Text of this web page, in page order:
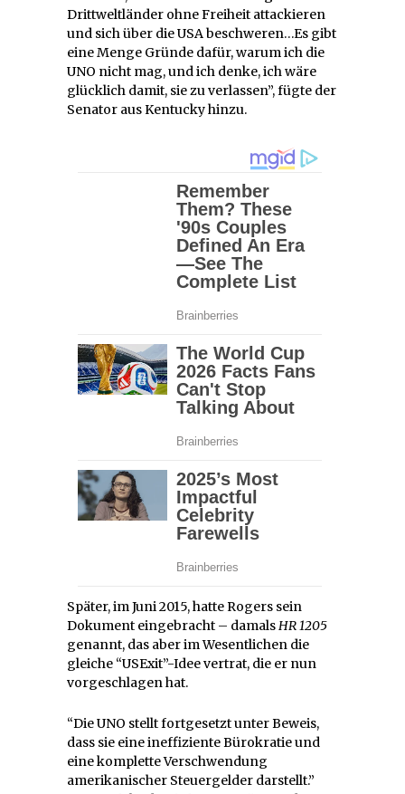
Drittweltländer ohne Freiheit attackieren
und sich über die USA beschweren…Es gibt
eine Menge Gründe dafür, warum ich die
UNO nicht mag, und ich denke, ich wäre
glücklich damit, sie zu verlassen”, fügte der
Senator aus Kentucky hinzu.
Später, im Juni 2015, hatte Rogers sein
Dokument eingebracht – damalsHR 1205
genannt, das aber im Wesentlichen die
gleiche “USExit”-Idee vertrat, die er nun
vorgeschlagen hat.
“Die UNO stellt fortgesetzt unter Beweis,
dass sie eine ineffiziente Bürokratie und
eine komplette Verschwendung
amerikanischer Steuergelder darstellt.”